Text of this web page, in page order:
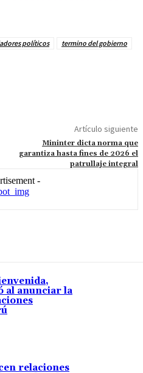
políticos
termino del gobierno
Artículo siguiente
Mininter dicta norma que
garantiza hasta fines de 2026 el
patrullaje integral
-
al anunciar la
relaciones